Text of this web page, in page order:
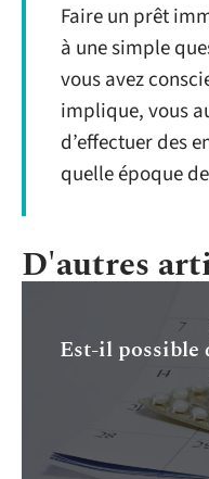
Faire un prêt
à une simple
vous avez
implique, vous
d’effectuer des
quelle époque
D'autres
Est-il possible